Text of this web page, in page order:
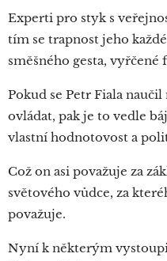
Experti pro styk s
tím se trapnost jeho
směšného gesta, vyřčené
Pokud se Petr Fiala
ovládat, pak je to vedle
vlastní hodnotovost a
Což on asi považuje za
světového vůdce, za
považuje.
Nyní k některým